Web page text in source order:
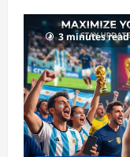
RTP
terupdate
3 minutes read